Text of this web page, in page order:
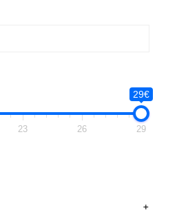
29€
23 26 29
+